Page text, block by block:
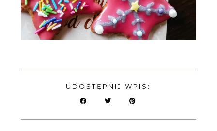
UDOSTĘPNIJ WPIS: